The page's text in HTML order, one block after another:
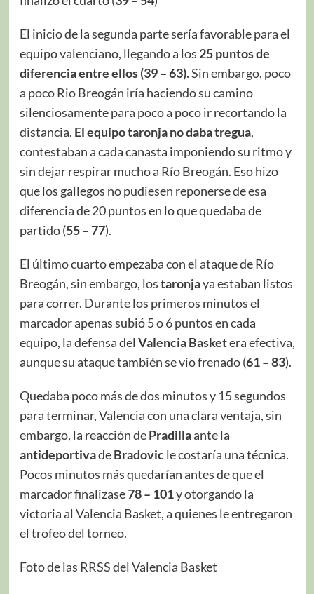
El inicio de la segunda parte sería favorable para el
equipo valenciano, llegando a los25 puntos de
diferencia entre ellos (39 – 63). Sin embargo, poco
a poco Rio Breogán iría haciendo su camino
silenciosamente para poco a poco ir recortando la
distancia. El equipo taronja no daba tregua,
contestaban a cada canasta imponiendo su ritmo y
sin dejar respirar mucho a Río Breogán. Eso hizo
que los gallegos no pudiesen reponerse de esa
diferencia de 20 puntos en lo que quedaba de
partido (55 – 77).
El último cuarto empezaba con el ataque de Río
Breogán, sin embargo, lostaronjaya estaban listos
para correr. Durante los primeros minutos el
marcador apenas subió 5 o 6 puntos en cada
equipo, la defensa del Valencia Basketera efectiva,
aunque su ataque también se vio frenado (61 – 83).
Quedaba poco más de dos minutos y 15 segundos
para terminar, Valencia con una clara ventaja, sin
embargo, la reacción dePradillaante la
antideportivadeBradovicle costaría una técnica.
Pocos minutos más quedarían antes de que el
marcador finalizase78 – 101y otorgando la
victoria al Valencia Basket, a quienes le entregaron
el trofeo del torneo.
Foto de las RRSS del Valencia Basket